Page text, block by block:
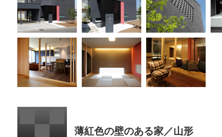
薄紅色の壁のある家／山形